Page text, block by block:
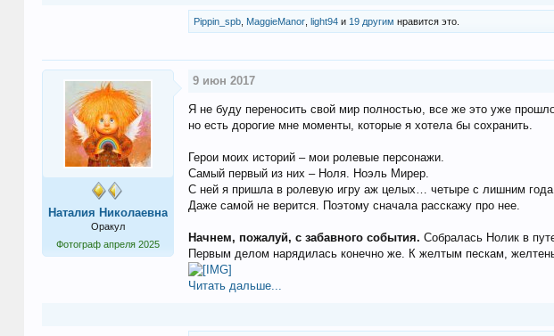
Pippin_spb, MaggieManor, light94и 19 другим нравится это.
Наталия Николаевна
Оракул
Фотограф апреля 2025
9 июн 2017
Я не буду переносить свой мир полностью, все же это уже
но есть дорогие мне моменты, которые я хотела бы сохранить.
Герои моих историй – мои ролевые персонажи.
Самый первый из них – Ноля. Ноэль Мирер.
С ней я пришла в ролевую игру аж целых… четыре с лишним года
Даже самой не верится. Поэтому сначала расскажу про нее.
Начнем, пожалуй, с забавного события. Собралась Нолик в
Первым делом нарядилась конечно же. К желтым пескам,
Читать дальше...